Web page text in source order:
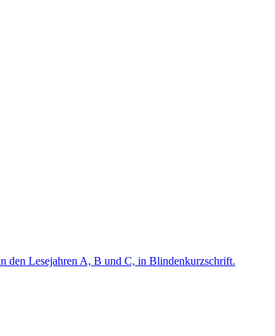
den Lesejahren A, B und C, in Blindenkurzschrift.